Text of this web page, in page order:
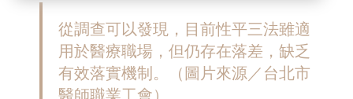
從調查可以發現，目前性平三法雖適
用於醫療職場，但仍存在落差，缺乏
有效落實機制。（圖片來源／台北市
醫師職業工會）